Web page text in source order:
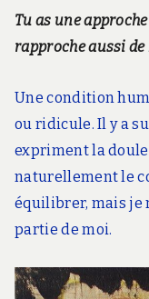
Tu as une
rapproche aussi
Une condition
ou ridicule. Il y a
expriment la
naturellement le
équilibrer, mais je
partie de moi.